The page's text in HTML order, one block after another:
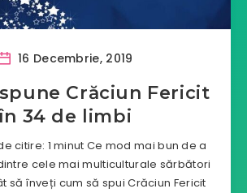
16 Decembrie, 2019
Crăciun Fericit
34 de limbi
citire: 1 minut Ce mod mai bun de a
cele mai multiculturale sărbători
să înveți cum să spui Crăciun Fericit